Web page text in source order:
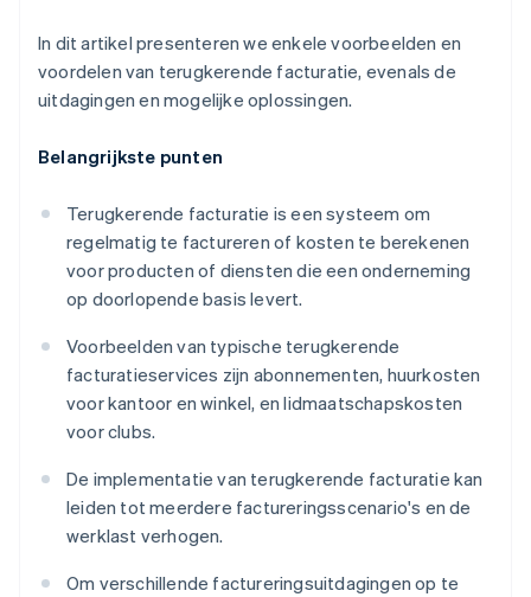
In dit artikel presenteren we enkele voorbeelden en
voordelen van terugkerende facturatie, evenals de
uitdagingen en mogelijke oplossingen.
Belangrijkste punten
Terugkerende facturatie is een systeem om
regelmatig te factureren of kosten te berekenen
voor producten of diensten die een onderneming
op doorlopende basis levert.
Voorbeelden van typische terugkerende
facturatieservices zijn abonnementen, huurkosten
voor kantoor en winkel, en lidmaatschapskosten
voor clubs.
De implementatie van terugkerende facturatie kan
leiden tot meerdere factureringsscenario's en de
werklast verhogen.
Om verschillende factureringsuitdagingen op te